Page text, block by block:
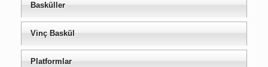
Basküller
Vinç Baskül
Platformlar